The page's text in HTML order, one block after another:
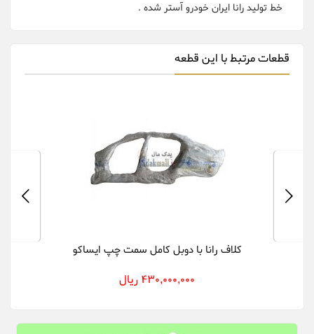
خط تولید رانا ایران خودرو آستر شده .
قطعات مرتبط با این قطعه
کلاف رانا با دوبل کامل سمت چپ ایساکو
430,000,000 ریال